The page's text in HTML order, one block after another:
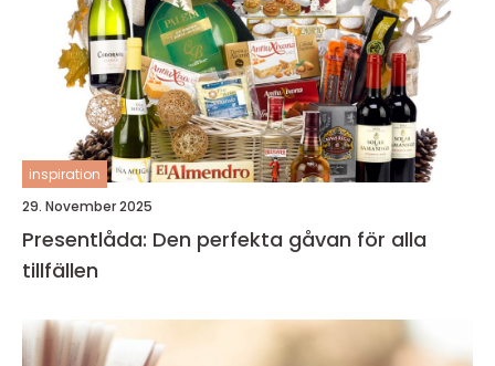
inspiration
29. November 2025
Presentlåda: Den perfekta gåvan för alla
tillfällen